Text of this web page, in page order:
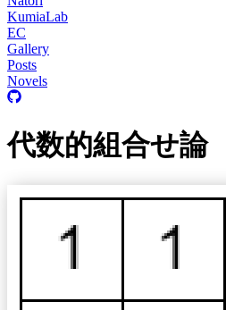
KumiaLab
EC
Gallery
Posts
Novels
代数的組合せ論